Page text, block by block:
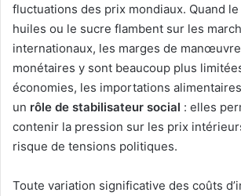
fluctuations des prix mondiaux. Quand
huiles ou le sucre flambent sur les
internationaux, les marges de
monétaires y sont beaucoup plus
économies, les importations
un rôle de stabilisateur social : elles
contenir la pression sur les prix
risque de tensions politiques.
Toute variation significative des coûts